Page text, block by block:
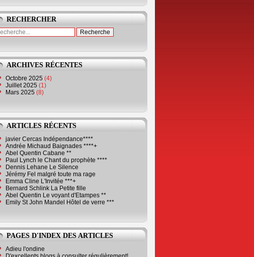
RECHERCHER
ARCHIVES RÉCENTES
Octobre 2025 (4)
Juillet 2025 (1)
Mars 2025 (8)
ARTICLES RÉCENTS
javier Cercas Indépendance****
Andrée Michaud Baignades ****+
Abel Quentin Cabane **
Paul Lynch le Chant du prophète ****
Dennis Lehane Le Silence
Jérémy Fel malgré toute ma rage
Emma Cline L'Invitée ***+
Bernard Schlink La Petite fille
Abel Quentin Le voyant d'Etampes **
Emily St John Mandel Hôtel de verre ***
PAGES D'INDEX DES ARTICLES
Adieu l'ondine